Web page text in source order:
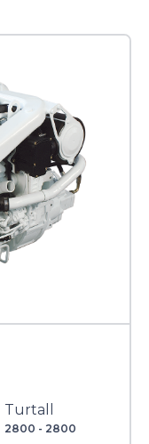
Turtall
2800 - 2800